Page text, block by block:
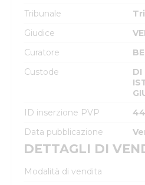
Tribunale
Giudice
Curatore
Custode
DI
ID inserzione PVP
Data pubblicazione
DETTAGLI DI
Modalità di vendita